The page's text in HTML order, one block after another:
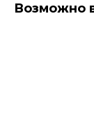
Возможно